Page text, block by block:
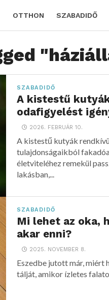
OTTHON SZABADIDŐ
SZABADIDŐ
A kistestű
odafigyelést
2026. FEBRUÁR 10.
A kistestű kutyák
tulajdonságaikból
életviteléhez remekül
lakásban,...
SZABADIDŐ
Mi lehet az oka,
akar enni?
2025. NOVEMBER 8.
Eszedbe jutott már, miért
tálját, amikor ízletes